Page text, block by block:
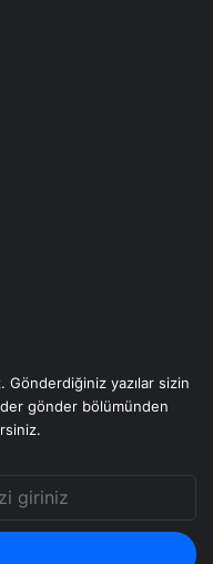
yazılar sizin
gönder bölümünden